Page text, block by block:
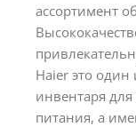
ассортимент
Haier это
инвентаря
питания, а